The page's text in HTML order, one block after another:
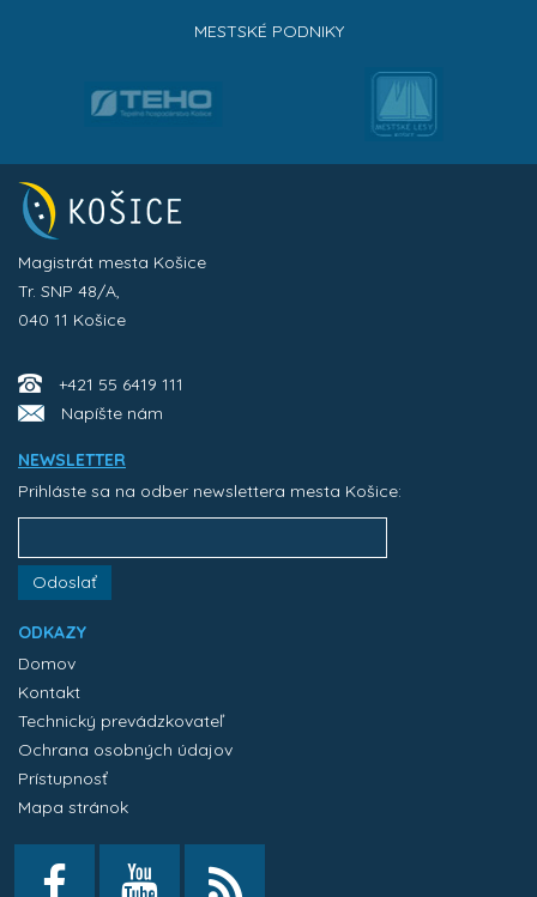
MESTSKÉ PODNIKY
Magistrát mesta Košice
Tr. SNP 48/A,
040 11 Košice
+421 55 6419 111
Napíšte nám
NEWSLETTER
Prihláste sa na odber newslettera mesta Košice:
Odoslať
ODKAZY
Domov
Kontakt
Technický prevádzkovateľ
Ochrana osobných údajov
Prístupnosť
Mapa stránok